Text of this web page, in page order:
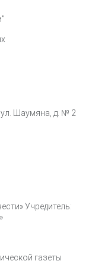
ул. Шаумяна, д. № 2
Учредитель:
газеты